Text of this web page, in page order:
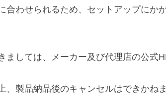
合わせられるため、セットアップにか
しては、メーカー及び代理店の公式
製品納品後のキャンセルはできかね